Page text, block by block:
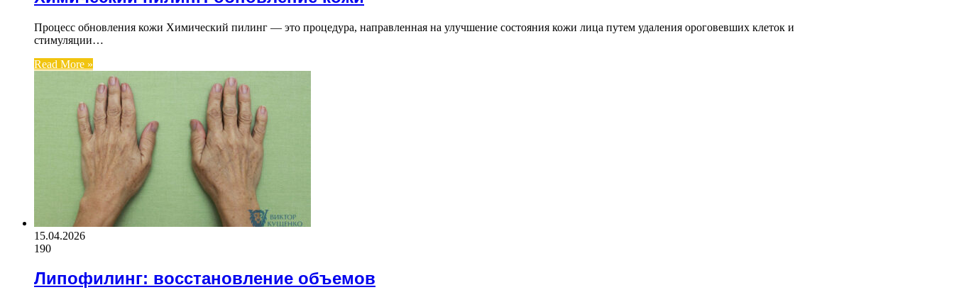
Процесс обновления кожи Химический пилинг — это процедура, направленная на улучшение состояния кожи лица путем удаления ороговевших клеток и
стимуляции…
Read More »
15.04.2026
190
Липофилинг: восстановление объемов